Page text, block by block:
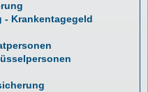
- Krankentagegeld